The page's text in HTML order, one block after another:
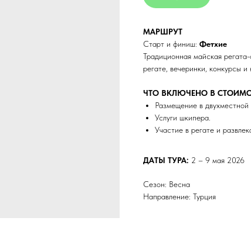
МАРШРУТ
Старт и финиш: Фетхие
Традиционная майская
регате, вечеринки, конкурсы
ЧТО ВКЛЮЧЕНО В
Размещение в двухместной
Услуги шкипера.
Участие в регате и
ДАТЫ ТУРА: 2 – 9 мая 2026
Сезон: Весна
Направление: Турция